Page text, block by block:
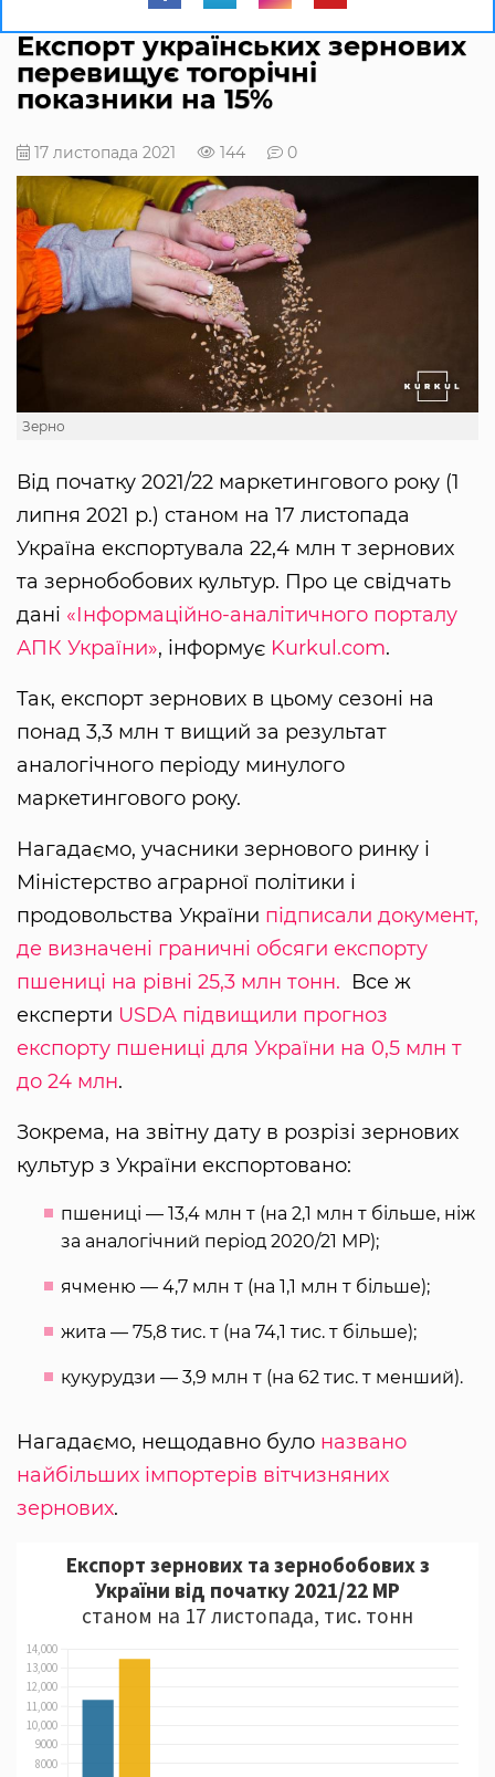
Експорт українських зернових
перевищує тогорічні
показники на 15%
17 листопада 2021 144 0
Зерно
Від початку 2021/22 маркетингового року (1
липня 2021 р.) станом на 17 листопада
Україна експортувала 22,4 млн т зернових
та зернобобових культур. Про це свідчать
дані «Інформаційно-аналітичного порталу
АПК України», інформує Kurkul.com.
Так, експорт зернових в цьому сезоні на
понад 3,3 млн т вищий за результат
аналогічного періоду минулого
маркетингового року.
Нагадаємо, учасники зернового ринку і
Міністерство аграрної політики і
продовольства України підписали документ,
де визначені граничні обсяги експорту
пшениці на рівні 25,3 млн тонн. Все ж
експерти USDA підвищили прогноз
експорту пшениці для України на 0,5 млн т
до 24 млн.
Зокрема, на звітну дату в розрізі зернових
культур з України експортовано:
пшениці — 13,4 млн т (на 2,1 млн т більше, ніж
за аналогічний період 2020/21 МР);
ячменю — 4,7 млн т (на 1,1 млн т більше);
жита — 75,8 тис. т (на 74,1 тис. т більше);
кукурудзи — 3,9 млн т (на 62 тис. т менший).
Нагадаємо, нещодавно було названо
найбільших імпортерів вітчизняних
зернових.